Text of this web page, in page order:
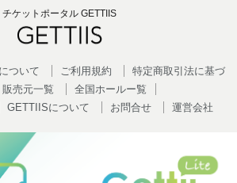
チケットポータル GETTIIS
ついて ご利用規約
特定商取引法に基づ
販売元一覧
全国ホールー覧
GETTIISについて お問合せ 運営会社